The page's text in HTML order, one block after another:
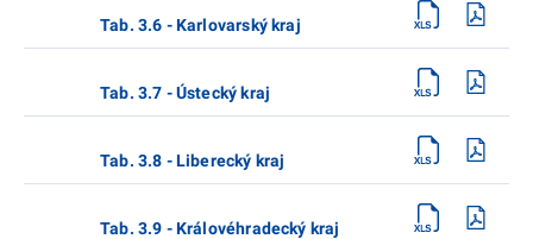
Tab. 3.6 - Karlovarský kraj
Tab. 3.7 - Ústecký kraj
Tab. 3.8 - Liberecký kraj
Tab. 3.9 - Královéhradecký kraj